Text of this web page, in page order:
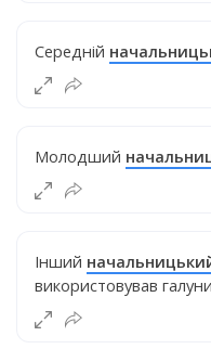
Середній
Молодший
Інший
використовував